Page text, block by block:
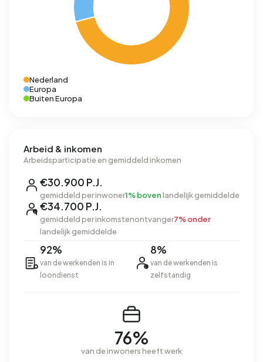
Nederland
Europa
Buiten Europa
Arbeid & inkomen
Arbeidsparticipatie en gemiddeld inkomen
€30.900 P.J.
gemiddeld per inwoner1% bovenlandelijk gemiddelde
€34.700 P.J.
gemiddeld per inkomstenontvanger7% onder
landelijk gemiddelde
92%
van de werkenden is in
loondienst
8%
van de werkenden is
zelfstandig
76%
van de inwoners heeft werk